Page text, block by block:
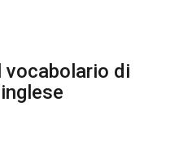
vocabolario di